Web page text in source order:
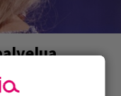
kahteen